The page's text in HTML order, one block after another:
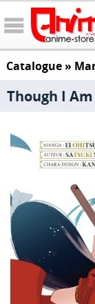
Catalogue»
Though I